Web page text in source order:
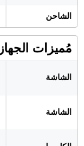
الشاحن
مُميزات الجهاز
الشاشة
الشاشة